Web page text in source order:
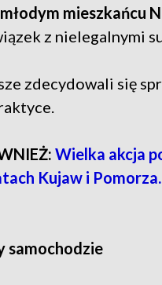
mieszkańcu
z nielegalnymi
zdecydowali się
Wielka akcja
Kujaw i
samochodzie